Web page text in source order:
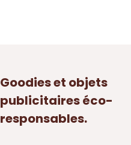
Goodies et objets
publicitaires éco-
responsables.